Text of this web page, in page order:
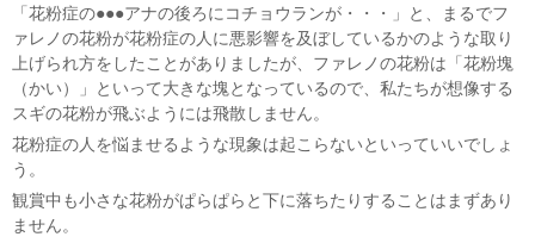
「花粉症の●●●アナの後ろにコチョウランが・・・」と、まるでフ
ァレノの花粉が花粉症の人に悪影響を及ぼしているかのような取り
上げられ方をしたことがありましたが、ファレノの花粉は「花粉塊
（かい）」といって大きな塊となっているので、私たちが想像する
スギの花粉が飛ぶようには飛散しません。
花粉症の人を悩ませるような現象は起こらないといっていいでしょ
う。
観賞中も小さな花粉がぱらぱらと下に落ちたりすることはまずあり
ません。